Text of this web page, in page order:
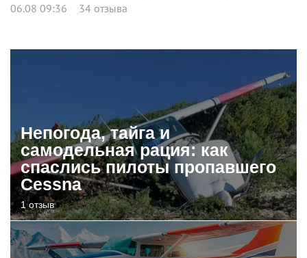
06.08 09:36 34 отзыва
Непогода, тайга и
самодельная рация: как
спаслись пилоты пропавшего
Cessna
1 отзыв